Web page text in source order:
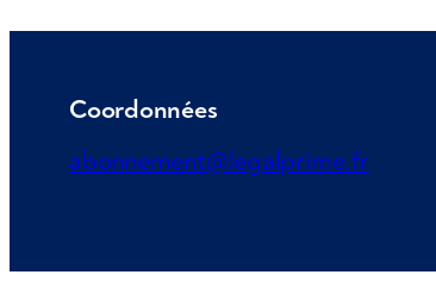
Coordonnées
abonnement@legalprime.fr